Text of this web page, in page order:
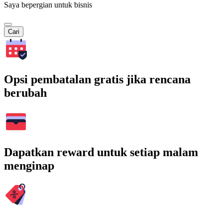
Saya bepergian untuk bisnis
Cari
Opsi pembatalan gratis jika rencana
berubah
Dapatkan reward untuk setiap malam
menginap